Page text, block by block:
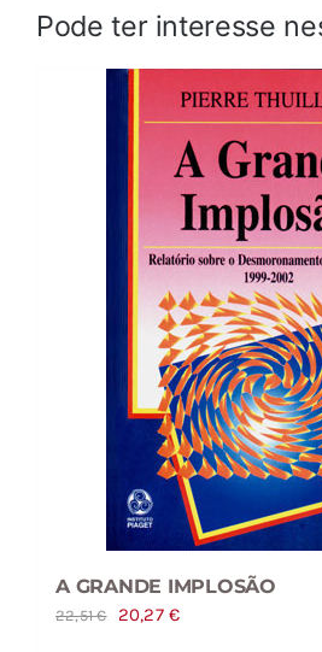
Pode ter interesse
A GRANDE IMPLOSÃO
22,51€
O
20,27€O